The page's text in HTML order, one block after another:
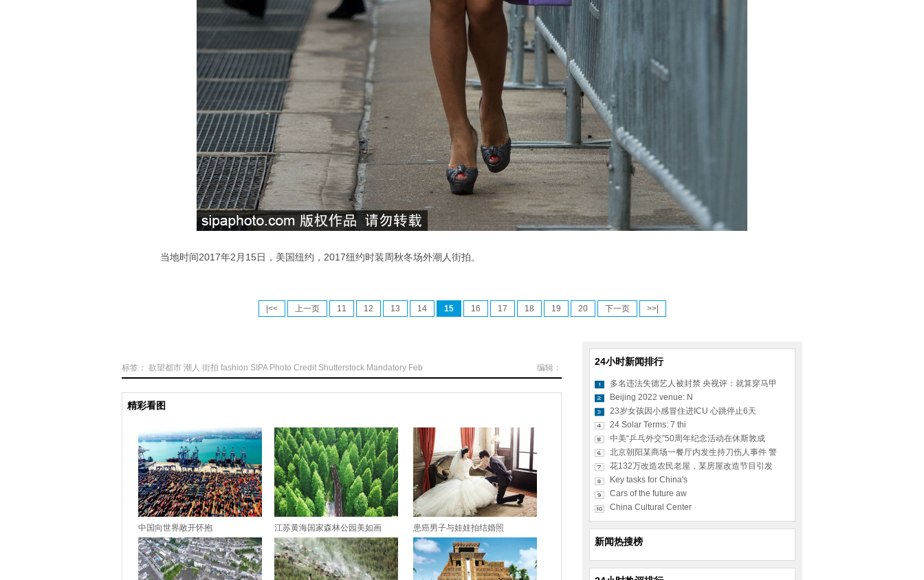
当地时间2017年2月15日，美国纽约，2017纽约时装周秋冬场外潮人街拍。
|<< 上一页 11 12 13 14 15 16 17 18 19 20 下一页 >>|
编辑：
标签： 欲望都市 潮人 街拍 fashion SIPA Photo Credit Shutterstock Mandatory Feb
精彩看图
中国向世界敞开怀抱 江苏黄海国家森林公园美如画 患癌男子与娃娃拍结婚照
24小时新闻排行
多名违法失德艺人被封禁 央视评：就算穿马甲
Beijing 2022 venue: N
23岁女孩因小感冒住进ICU 心跳停止6天
24 Solar Terms: 7 thi
中美“乒乓外交”50周年纪念活动在休斯敦成
北京朝阳某商场一餐厅内发生持刀伤人事件 警
花132万改造农民老屋，某房屋改造节目引发
Key tasks for China's
Cars of the future aw
China Cultural Center
新闻热搜榜